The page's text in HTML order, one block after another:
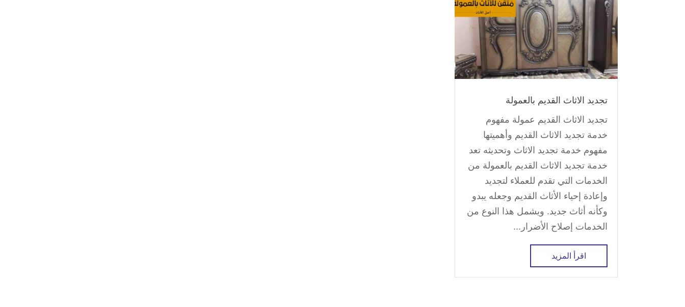
تجديد الاثاث القديم بالعمولة
تجديد الاثاث القديم عمولة مفهوم
خدمة تجديد الاثاث القديم وأهميتها
مفهوم خدمة تجديد الاثاث وتحديثه تعد
خدمة تجديد الاثاث القديم بالعمولة من
الخدمات التي تقدم للعملاء لتجديد
وإعادة إحياء الأثاث القديم وجعله يبدو
وكأنه أثاث جديد. ويشمل هذا النوع من
الخدمات إصلاح الأضرار...
اقرأ المزيد